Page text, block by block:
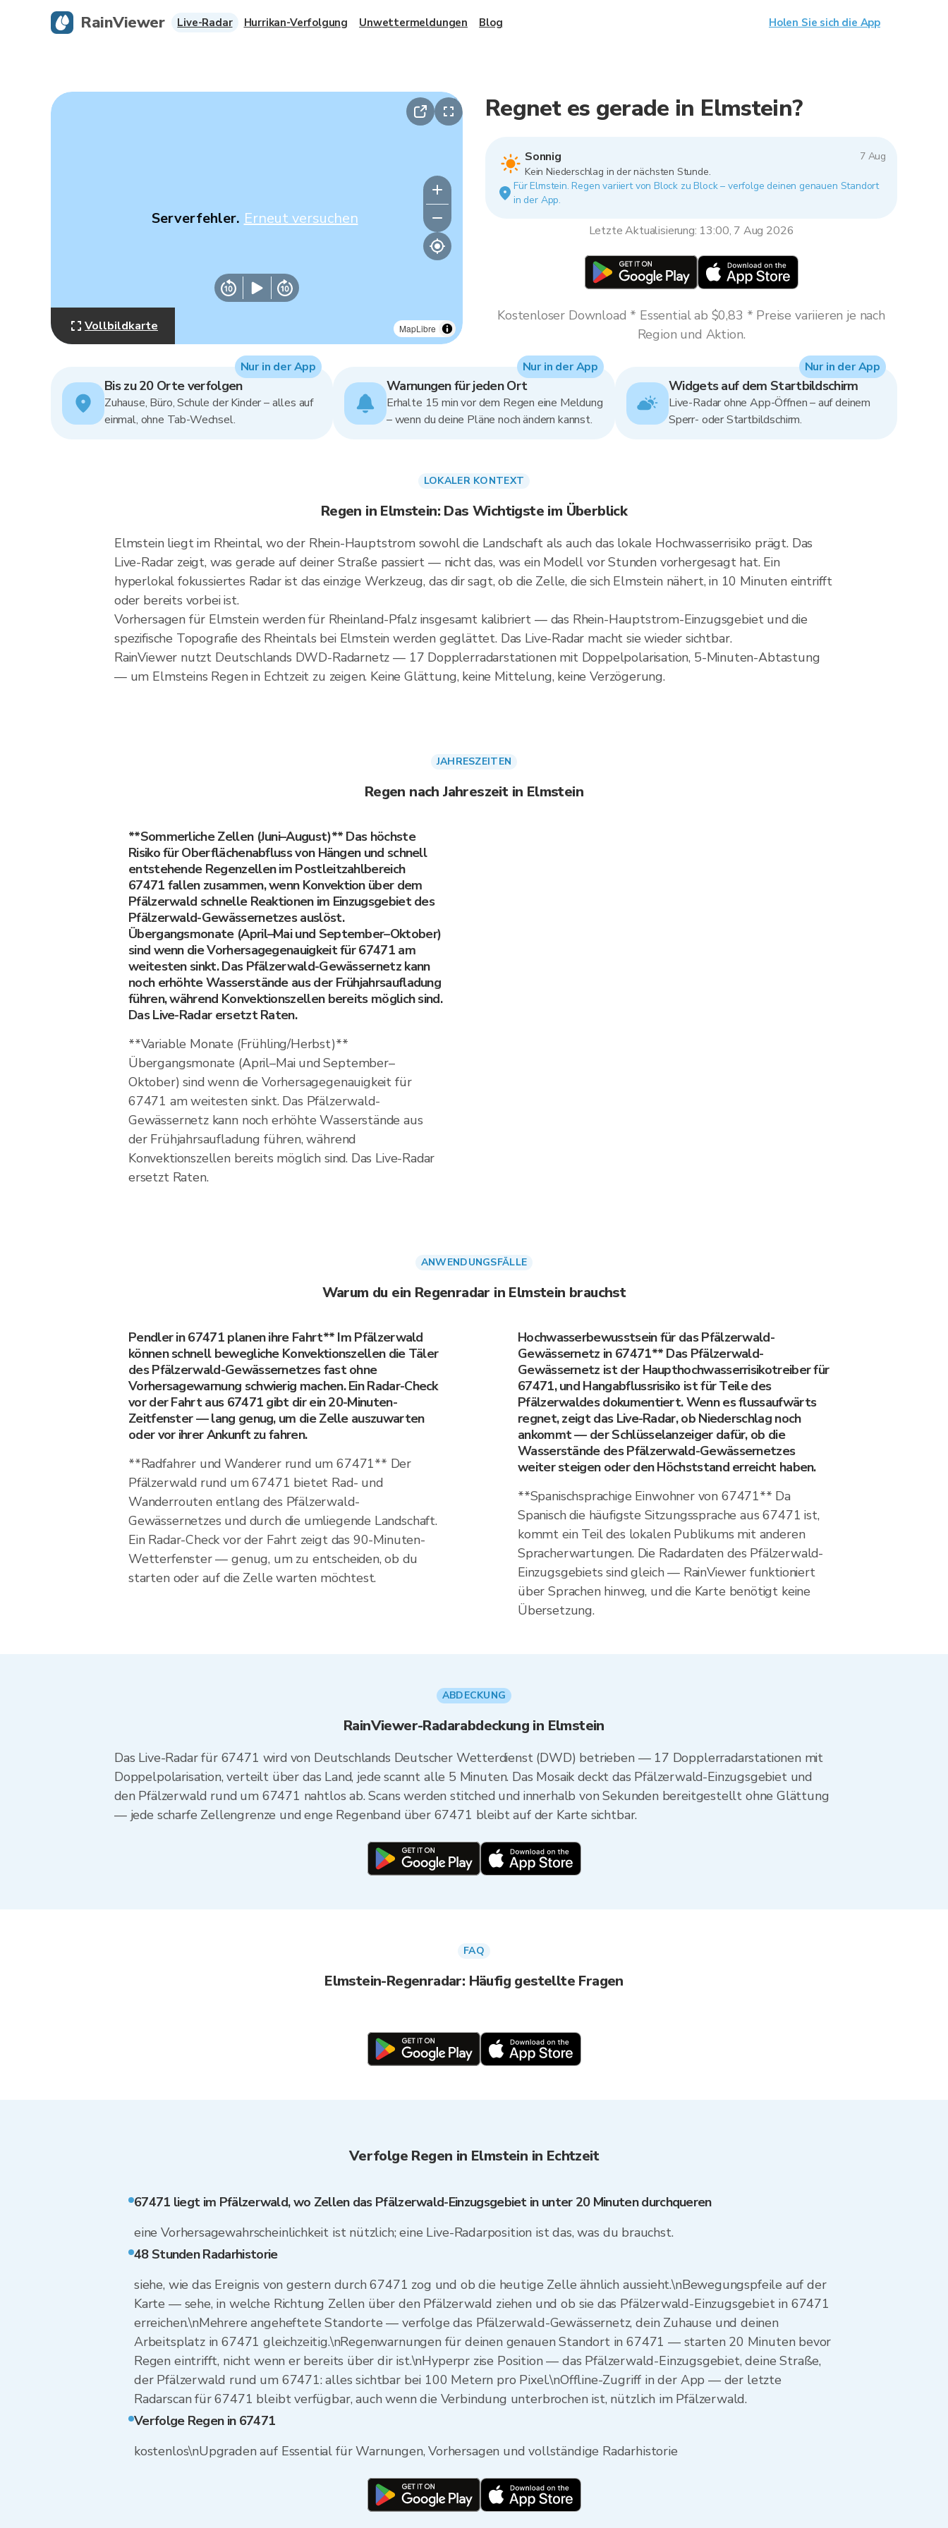
MapLibre
Serverfehler. Erneut versuchen
Vollbildkarte
Regnet es gerade in Elmstein?
Sonnig
7 Aug
Kein Niederschlag in der nächsten Stunde.
Für Elmstein. Regen variiert von Block zu Block – verfolge deinen genauen Standort
in der App.
Letzte Aktualisierung: 13:00, 7 Aug 2026
Kostenloser Download * Essential ab $0,83 * Preise variieren je nach
Region und Aktion.
Bis zu 20 Orte verfolgen
Zuhause, Büro, Schule der Kinder – alles auf
einmal, ohne Tab-Wechsel.
Nur in der App
Warnungen für jeden Ort
Erhalte 15 min vor dem Regen eine Meldung
– wenn du deine Pläne noch ändern kannst.
Nur in der App
Widgets auf dem Startbildschirm
Live-Radar ohne App-Öffnen – auf deinem
Sperr- oder Startbildschirm.
Nur in der App
LOKALER KONTEXT
Regen in Elmstein: Das Wichtigste im Überblick
Elmstein liegt im Rheintal, wo der Rhein-Hauptstrom sowohl die Landschaft als auch das lokale Hochwasserrisiko prägt. Das
Live-Radar zeigt, was gerade auf deiner Straße passiert — nicht das, was ein Modell vor Stunden vorhergesagt hat. Ein
hyperlokal fokussiertes Radar ist das einzige Werkzeug, das dir sagt, ob die Zelle, die sich Elmstein nähert, in 10 Minuten eintrifft
oder bereits vorbei ist.
Vorhersagen für Elmstein werden für Rheinland-Pfalz insgesamt kalibriert — das Rhein-Hauptstrom-Einzugsgebiet und die
spezifische Topografie des Rheintals bei Elmstein werden geglättet. Das Live-Radar macht sie wieder sichtbar.
RainViewer nutzt Deutschlands DWD-Radarnetz — 17 Dopplerradarstationen mit Doppelpolarisation, 5-Minuten-Abtastung
— um Elmsteins Regen in Echtzeit zu zeigen. Keine Glättung, keine Mittelung, keine Verzögerung.
JAHRESZEITEN
Regen nach Jahreszeit in Elmstein
**Sommerliche Zellen (Juni–August)** Das höchste
Risiko für Oberflächenabfluss von Hängen und schnell
entstehende Regenzellen im Postleitzahlbereich
67471 fallen zusammen, wenn Konvektion über dem
Pfälzerwald schnelle Reaktionen im Einzugsgebiet des
Pfälzerwald-Gewässernetzes auslöst.
Übergangsmonate (April–Mai und September–Oktober)
sind wenn die Vorhersagegenauigkeit für 67471 am
weitesten sinkt. Das Pfälzerwald-Gewässernetz kann
noch erhöhte Wasserstände aus der Frühjahrsaufladung
führen, während Konvektionszellen bereits möglich sind.
Das Live-Radar ersetzt Raten.
**Variable Monate (Frühling/Herbst)**
Übergangsmonate (April–Mai und September–
Oktober) sind wenn die Vorhersagegenauigkeit für
67471 am weitesten sinkt. Das Pfälzerwald-
Gewässernetz kann noch erhöhte Wasserstände aus
der Frühjahrsaufladung führen, während
Konvektionszellen bereits möglich sind. Das Live-Radar
ersetzt Raten.
ANWENDUNGSFÄLLE
Warum du ein Regenradar in Elmstein brauchst
Pendler in 67471 planen ihre Fahrt** Im Pfälzerwald
können schnell bewegliche Konvektionszellen die Täler
des Pfälzerwald-Gewässernetzes fast ohne
Vorhersagewarnung schwierig machen. Ein Radar-Check
vor der Fahrt aus 67471 gibt dir ein 20-Minuten-
Zeitfenster — lang genug, um die Zelle auszuwarten
oder vor ihrer Ankunft zu fahren.
**Radfahrer und Wanderer rund um 67471** Der
Pfälzerwald rund um 67471 bietet Rad- und
Wanderrouten entlang des Pfälzerwald-
Gewässernetzes und durch die umliegende Landschaft.
Ein Radar-Check vor der Fahrt zeigt das 90-Minuten-
Wetterfenster — genug, um zu entscheiden, ob du
starten oder auf die Zelle warten möchtest.
Hochwasserbewusstsein für das Pfälzerwald-
Gewässernetz in 67471** Das Pfälzerwald-
Gewässernetz ist der Haupthochwasserrisikotreiber für
67471, und Hangabflussrisiko ist für Teile des
Pfälzerwaldes dokumentiert. Wenn es flussaufwärts
regnet, zeigt das Live-Radar, ob Niederschlag noch
ankommt — der Schlüsselanzeiger dafür, ob die
Wasserstände des Pfälzerwald-Gewässernetzes
weiter steigen oder den Höchststand erreicht haben.
**Spanischsprachige Einwohner von 67471** Da
Spanisch die häufigste Sitzungssprache aus 67471 ist,
kommt ein Teil des lokalen Publikums mit anderen
Spracherwartungen. Die Radardaten des Pfälzerwald-
Einzugsgebiets sind gleich — RainViewer funktioniert
über Sprachen hinweg, und die Karte benötigt keine
Übersetzung.
ABDECKUNG
RainViewer-Radarabdeckung in Elmstein
Das Live-Radar für 67471 wird von Deutschlands Deutscher Wetterdienst (DWD) betrieben — 17 Dopplerradarstationen mit
Doppelpolarisation, verteilt über das Land, jede scannt alle 5 Minuten. Das Mosaik deckt das Pfälzerwald-Einzugsgebiet und
den Pfälzerwald rund um 67471 nahtlos ab. Scans werden stitched und innerhalb von Sekunden bereitgestellt ohne Glättung
— jede scharfe Zellengrenze und enge Regenband über 67471 bleibt auf der Karte sichtbar.
FAQ
Elmstein-Regenradar: Häufig gestellte Fragen
Verfolge Regen in Elmstein in Echtzeit
67471 liegt im Pfälzerwald, wo Zellen das Pfälzerwald-Einzugsgebiet in unter 20 Minuten durchqueren
eine Vorhersagewahrscheinlichkeit ist nützlich; eine Live-Radarposition ist das, was du brauchst.
48 Stunden Radarhistorie
siehe, wie das Ereignis von gestern durch 67471 zog und ob die heutige Zelle ähnlich aussieht.\nBewegungspfeile auf der
Karte — sehe, in welche Richtung Zellen über den Pfälzerwald ziehen und ob sie das Pfälzerwald-Einzugsgebiet in 67471
erreichen.\nMehrere angeheftete Standorte — verfolge das Pfälzerwald-Gewässernetz, dein Zuhause und deinen
Arbeitsplatz in 67471 gleichzeitig.\nRegenwarnungen für deinen genauen Standort in 67471 — starten 20 Minuten bevor
Regen eintrifft, nicht wenn er bereits über dir ist.\nHyperpr zise Position — das Pfälzerwald-Einzugsgebiet, deine Straße,
der Pfälzerwald rund um 67471: alles sichtbar bei 100 Metern pro Pixel.\nOffline-Zugriff in der App — der letzte
Radarscan für 67471 bleibt verfügbar, auch wenn die Verbindung unterbrochen ist, nützlich im Pfälzerwald.
Verfolge Regen in 67471
kostenlos\nUpgraden auf Essential für Warnungen, Vorhersagen und vollständige Radarhistorie
RainViewer Live-Radar Hurrikan-Verfolgung Unwettermeldungen Blog Holen Sie sich die App